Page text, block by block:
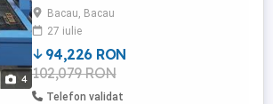
4
pe axele X Y Cremaliera Transmisie pe axa
X Roti dintate Transmisie pe axa Y Roti
dintate Transmisie pe axa Z Surub cu bile
fabricat in Germania Axa de rotatie montaj
lateral Diametru maxim 350 x 2500
Suprafata masa 1800x ...
Bacau, Bacau
27 iulie
94,226 RON
102,079 RON
Telefon validat